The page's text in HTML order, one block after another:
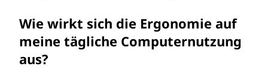
Wie wirkt sich die Ergonomie auf
meine tägliche Computernutzung
aus?